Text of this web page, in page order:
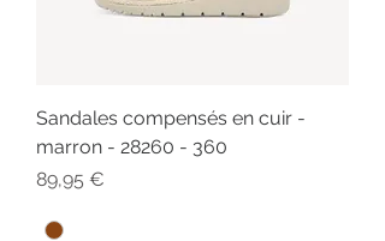
Sandales compensés en cuir -
marron - 28260 - 360
Prix
89,95 €